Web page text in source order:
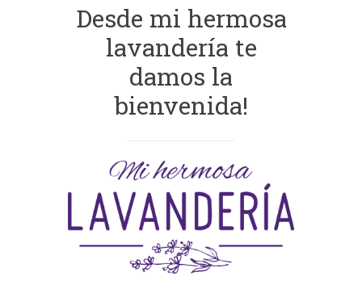
Desde mi hermosa
lavandería te
damos la
bienvenida!